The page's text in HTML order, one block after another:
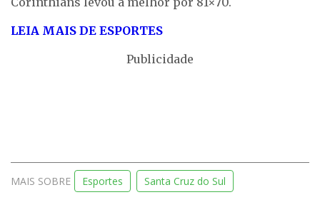
LEIA MAIS DE ESPORTES
Publicidade
MAIS SOBRE Esportes Santa Cruz do Sul